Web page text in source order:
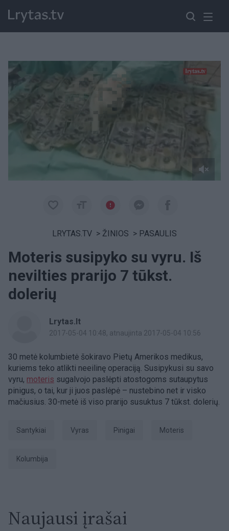
LRYTAS.TV > ŽINIOS > PASAULIS
Moteris susipyko su vyru. Iš
nevilties prarijo 7 tūkst.
dolerių
Lrytas.lt
2017-05-04 10:48, atnaujinta 2017-05-04 10:56
30 metė kolumbietė šokiravo Pietų Amerikos medikus,
kuriems teko atlikti neeilinę operaciją. Susipykusi su savo
vyru, moteris sugalvojo paslėpti atostogoms sutaupytus
pinigus, o tai, kur ji juos paslėpė – nustebino net ir visko
mačiusius. 30-metė iš viso prarijo susuktus 7 tūkst. dolerių.
Santykiai Vyras Pinigai Moteris
Kolumbija
Naujausi įrašai